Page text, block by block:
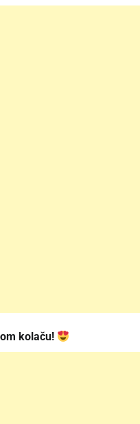
kolaču!